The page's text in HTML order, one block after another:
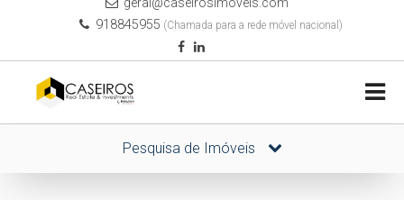
918845955 (Chamada para a rede móvel nacional)
Pesquisa de Imóveis